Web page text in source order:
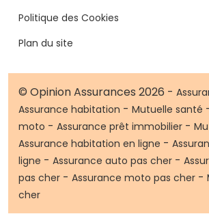
Politique des Cookies
Plan du site
© Opinion Assurances 2026 -
Assurance habitation - Mutuelle santé
moto - Assurance prêt immobilier -
Assurance habitation en ligne -
ligne - Assurance auto pas cher -
pas cher - Assurance moto pas cher -
cher